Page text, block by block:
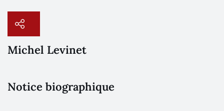
Michel Levinet
Notice biographique